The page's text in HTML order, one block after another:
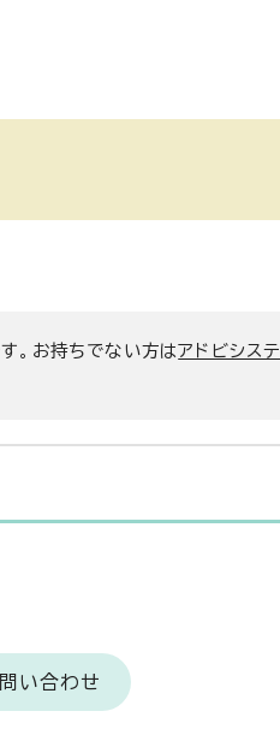
。お持ちでない方はアドビシス
い合わせ